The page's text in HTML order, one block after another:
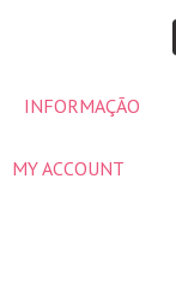
INFORMAÇÃO
MY ACCOUNT